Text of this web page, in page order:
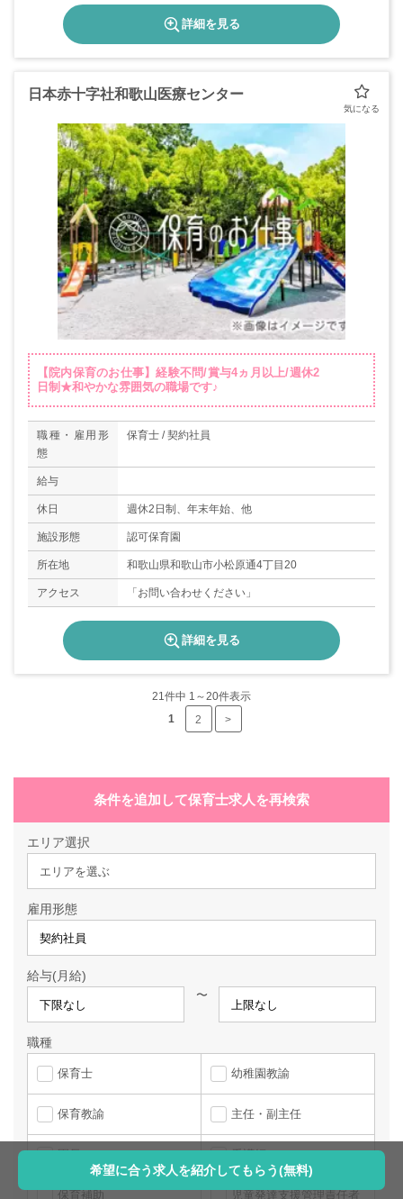
詳細を見る
日本赤十字社和歌山医療センター
【院内保育のお仕事】経験不問/賞与4ヵ月以上/週休2
日制★和やかな雰囲気の職場です♪
職種・雇用形
態
保育士 / 契約社員
給与
休日 週休2日制、年末年始、他
施設形態 認可保育園
所在地 和歌山県和歌山市小松原通4丁目20
アクセス 「お問い合わせください」
詳細を見る
21件中 1～20件表示
1
2 >
希望に合う求人を紹介してもらう(無料)
条件を追加して保育士求人を再検索
エリア選択
エリアを選ぶ
雇用形態
給与(月給)
〜
職種
保育士 幼稚園教諭
保育教諭 主任・副主任
園長 看護師
保育補助 児童発達支援管理責任者